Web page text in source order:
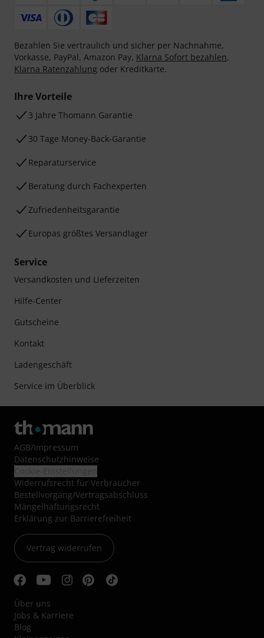
Bezahlen Sie vertraulich und sicher per Nachnahme,
Vorkasse, PayPal, Amazon Pay, Klarna Sofort bezahlen,
Klarna Ratenzahlung oder Kreditkarte.
Ihre Vorteile
3 Jahre Thomann Garantie
30 Tage Money-Back-Garantie
Reparaturservice
Beratung durch Fachexperten
Zufriedenheitsgarantie
Europas größtes Versandlager
Service
Versandkosten und Lieferzeiten
Hilfe-Center
Gutscheine
Kontakt
Ladengeschäft
Service im Überblick
AGB/Impressum
Datenschutzhinweise
Widerrufsrecht für Verbraucher
Bestellvorgang/Vertragsabschluss
Mängelhaftungsrecht
Erklärung zur Barrierefreiheit
Vertrag widerrufen
Über uns
Jobs & Karriere
Blog